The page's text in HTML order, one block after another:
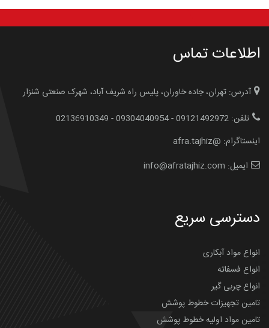
اطلاعات تماس
آدرس: تهران، جاده خاوران، پلیس راه شریف آباد، شهرک صنعتی شنزار
تلفن: 09121492972 - 09304040954 - 02136910349
اینستاگرام: @afra.tajhiz
ایمیل: info@afratajhiz.com
دسترسی سریع
انواع مواد آبکاری
انواع فسفاته
انواع چربی گیر
تامین تجهیزات خطوط پوشش
تامین مواد اولیه خطوط پوشش